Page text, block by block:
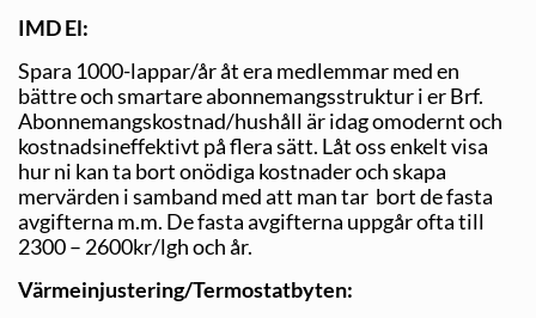
IMD El:
Spara 1000-lappar/år åt era medlemmar med en
bättre och smartare abonnemangsstruktur i er Brf.
Abonnemangskostnad/hushåll är idag omodernt och
kostnadsineffektivt på flera sätt. Låt oss enkelt visa
hur ni kan ta bort onödiga kostnader och skapa
mervärden i samband med att man tar bort de fasta
avgifterna m.m. De fasta avgifterna uppgår ofta till
2300 – 2600kr/lgh och år.
Värmeinjustering/Termostatbyten: